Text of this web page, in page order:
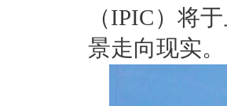
（IPIC）将
景走向现实。